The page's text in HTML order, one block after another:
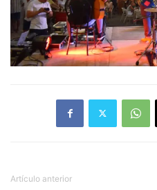
Artículo anterior